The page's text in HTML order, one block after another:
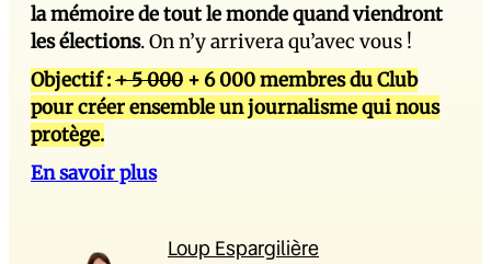
la mémoire de tout le monde quand viendront
les élections. On n’y arrivera qu’avec vous !
Objectif :+ 5 000 + 6 000 membres du Club
pour créer ensemble un journalisme qui nous
protège.
En savoir plus
Loup Espargilière